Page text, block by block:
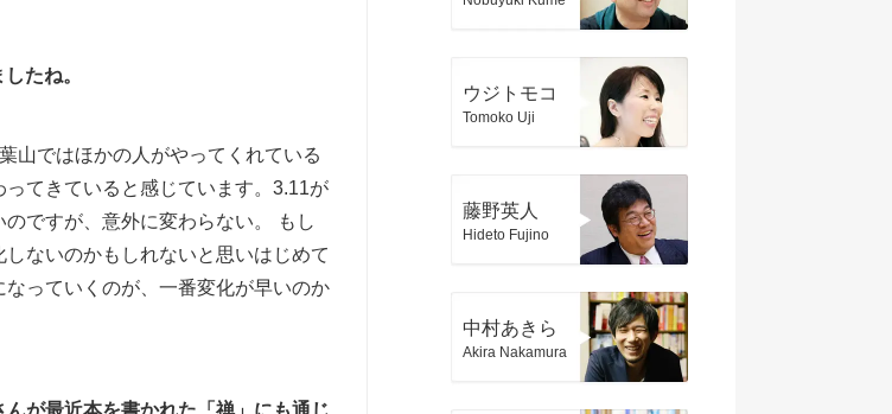
たね。
山ではほかの人がやってくれている
てきていると感じています。3.11が
ですが、意外に変わらない。 もし
ないのかもしれないと思いはじめて
っていくのが、一番変化が早いのか
が最近本を書かれた「禅」にも通じ
ウジトモコ
Tomoko Uji
藤野英人
Hideto Fujino
中村あきら
Akira Nakamura